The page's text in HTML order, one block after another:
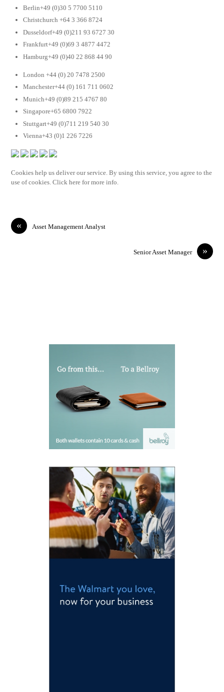
Berlin+49 (0)30 5 7700 5110
Christchurch +64 3 366 8724
Dusseldorf+49 (0)211 93 6727 30
Frankfurt+49 (0)69 3 4877 4472
Hamburg+49 (0)40 22 868 44 90
London +44 (0) 20 7478 2500
Manchester+44 (0) 161 711 0602
Munich+49 (0)89 215 4767 80
Singapore+65 6800 7922
Stuttgart+49 (0)711 219 540 30
Vienna+43 (0)1 226 7226
Cookies help us deliver our service. By using this service, you agree to the
use of cookies. Click here for more info.
« Asset Management Analyst
»
Senior Asset Manager